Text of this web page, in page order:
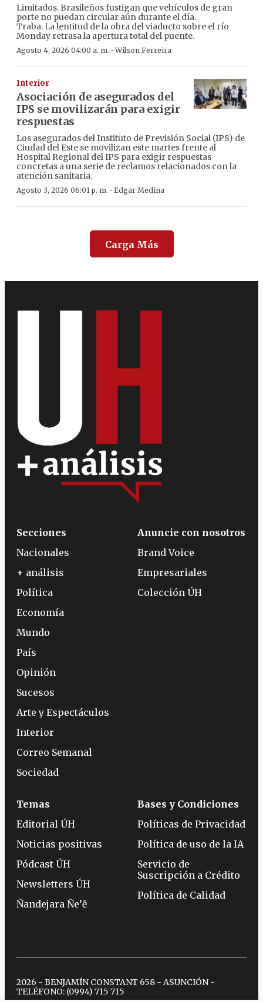
Limitados. Brasileños fustigan que vehículos de gran
porte no puedan circular aún durante el día.
Traba. La lentitud de la obra del viaducto sobre el río
Monday retrasa la apertura total del puente.
Agosto 4, 2026 04:00 a. m. ·Wilson Ferreira
Interior
Asociación de asegurados del
IPS se movilizarán para exigir
respuestas
Los asegurados del Instituto de Previsión Social (IPS) de
Ciudad del Este se movilizan este martes frente al
Hospital Regional del IPS para exigir respuestas
concretas a una serie de reclamos relacionados con la
atención sanitaria.
Agosto 3, 2026 06:01 p. m. · Edgar Medina
Carga Más
Secciones
Nacionales
+ análisis
Política
Economía
Mundo
País
Opinión
Sucesos
Arte y Espectáculos
Interior
Correo Semanal
Sociedad
Anuncie con nosotros
Brand Voice
Empresariales
Colección ÚH
Temas
Editorial ÚH
Noticias positivas
Pódcast ÚH
Newsletters ÚH
Ñandejara Ñe’ẽ
Bases y Condiciones
Políticas de Privacidad
Política de uso de la IA
Servicio de
Suscripción a Crédito
Política de Calidad
2026 - BENJAMÍN CONSTANT 658 - ASUNCIÓN -
TELÉFONO: (0994) 715 715